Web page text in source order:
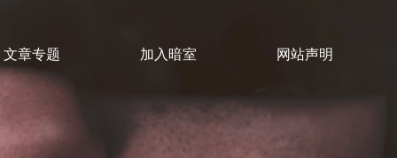
文章专题 加入暗室 网站声明